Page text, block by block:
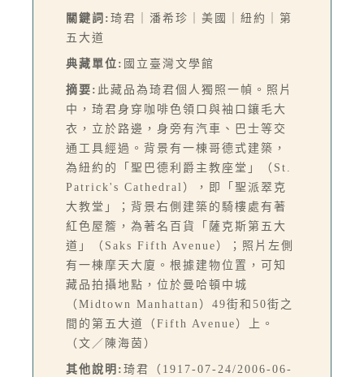
關鍵詞: 琦君｜潘希珍｜美國｜紐約｜第
五大道
典藏單位: 國立臺灣文學館
摘要: 此藏品為琦君個人獨照一幀。照片
中，琦君身穿咖啡色領口與袖口鑲毛大
衣，立於路邊，身旁有汽車、巴士等交
通工具經過。背景有一棟哥德式建築，
為紐約的「聖巴德利爵主教座堂」（St.
Patrick's Cathedral），即「聖派翠克
大教堂」；背景右側建築的騎樓處有著
紅色屋簷，為著名百貨「薩克斯第五大
道」（Saks Fifth Avenue）；照片左側
有一棟摩天大廈。根據建物位置，可知
藏品拍攝地點，位於曼哈頓中城
（Midtown Manhattan）49街和50街之
間的第五大道（Fifth Avenue）上。
（文／陳海茵）
其他說明: 琦君（1917-07-24/2006-06-